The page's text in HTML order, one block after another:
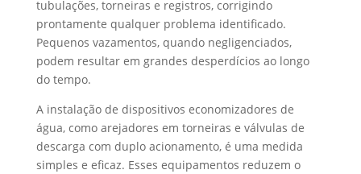
tubulações, torneiras e registros, corrigindo
prontamente qualquer problema identificado.
Pequenos vazamentos, quando negligenciados,
podem resultar em grandes desperdícios ao longo
do tempo.
A instalação de dispositivos economizadores de
água, como arejadores em torneiras e válvulas de
descarga com duplo acionamento, é uma medida
simples e eficaz. Esses equipamentos reduzem o